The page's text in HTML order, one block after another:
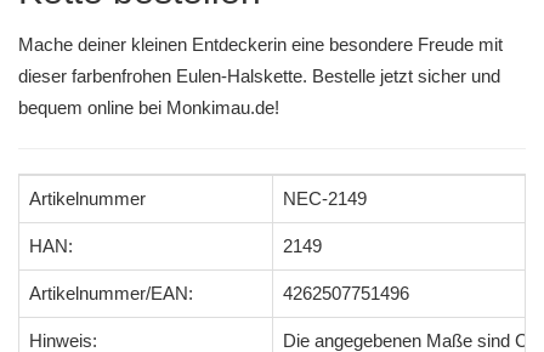
Mache deiner kleinen Entdeckerin eine besondere Freude mit
dieser farbenfrohen Eulen-Halskette. Bestelle jetzt sicher und
bequem online bei Monkimau.de!
Artikelnummer NEC-2149
HAN: 2149
Artikelnummer/EAN: 4262507751496
Hinweis: Die angegebenen Maße sind